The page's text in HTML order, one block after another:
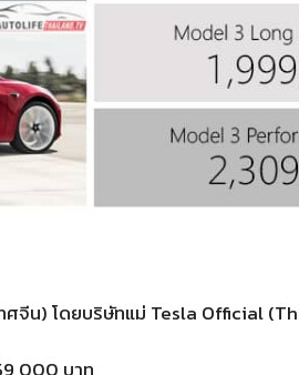
ทศจีน) โดยบริษัทแม่ Tesla Official